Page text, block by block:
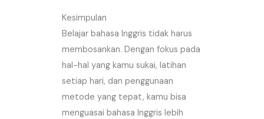
Kesimpulan
Belajar bahasa Inggris tidak harus
membosankan. Dengan fokus pada
hal-hal yang kamu sukai, latihan
setiap hari, dan penggunaan
metode yang tepat, kamu bisa
menguasai bahasa Inggris lebih